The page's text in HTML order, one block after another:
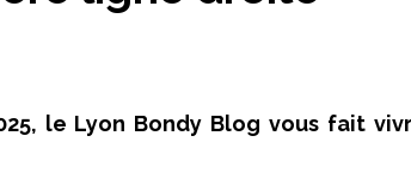
le Lyon Bondy Blog vous fait